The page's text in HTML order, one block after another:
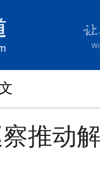
推动